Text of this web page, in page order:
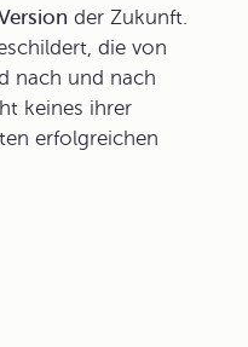
der Zukunft.
die von
nach und nach
keines ihrer
erfolgreichen